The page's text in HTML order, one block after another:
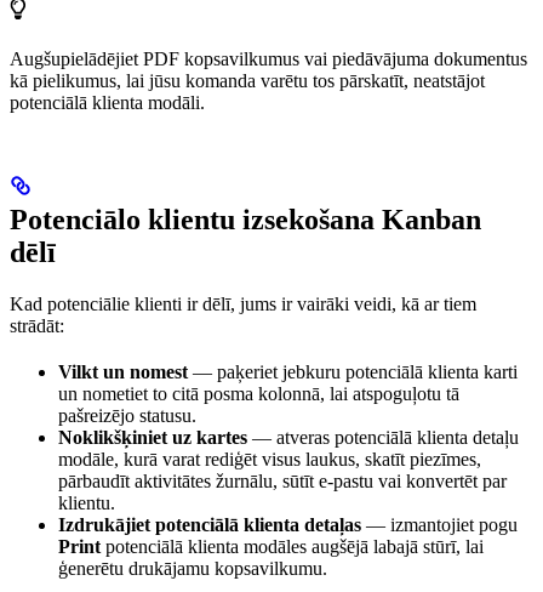
Augšupielādējiet PDF kopsavilkumus vai piedāvājuma dokumentus
kā pielikumus, lai jūsu komanda varētu tos pārskatīt, neatstājot
potenciālā klienta modāli.
Potenciālo klientu izsekošana Kanban
dēlī
Kad potenciālie klienti ir dēlī, jums ir vairāki veidi, kā ar tiem
strādāt:
Vilkt un nomest — paķeriet jebkuru potenciālā klienta karti
un nometiet to citā posma kolonnā, lai atspoguļotu tā
pašreizējo statusu.
Noklikšķiniet uz kartes — atveras potenciālā klienta detaļu
modāle, kurā varat rediģēt visus laukus, skatīt piezīmes,
pārbaudīt aktivitātes žurnālu, sūtīt e-pastu vai konvertēt par
klientu.
Izdrukājiet potenciālā klienta detaļas — izmantojiet pogu
Print potenciālā klienta modāles augšējā labajā stūrī, lai
ģenerētu drukājamu kopsavilkumu.